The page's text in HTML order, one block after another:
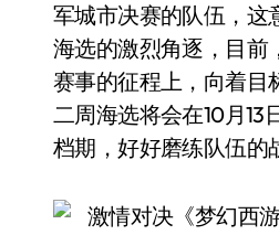
军城市决赛的队伍，这
海选的激烈角逐，目前
赛事的征程上，向着目
二周海选将会在10月
档期，好好磨练队伍的